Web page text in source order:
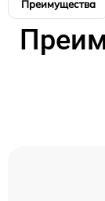
Преимущества